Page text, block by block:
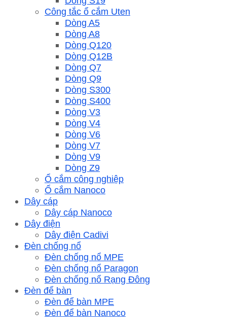
Công tắc ổ cắm Uten
Dòng A5
Dòng A8
Dòng Q120
Dòng Q12B
Dòng Q7
Dòng Q9
Dòng S300
Dòng S400
Dòng V3
Dòng V4
Dòng V6
Dòng V7
Dòng V9
Dòng Z9
Ổ cắm công nghiệp
Ổ cắm Nanoco
Dây cáp
Dây cáp Nanoco
Dây điện
Dây điện Cadivi
Đèn chống nổ
Đèn chống nổ MPE
Đèn chống nổ Paragon
Đèn chống nổ Rạng Đông
Đèn để bàn
Đèn để bàn MPE
Đèn để bàn Nanoco